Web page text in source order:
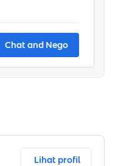
Chat and Nego
Lihat profil